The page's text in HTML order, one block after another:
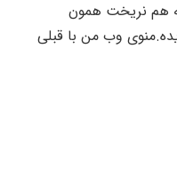
هم نریخت همون
وب من با قبلی